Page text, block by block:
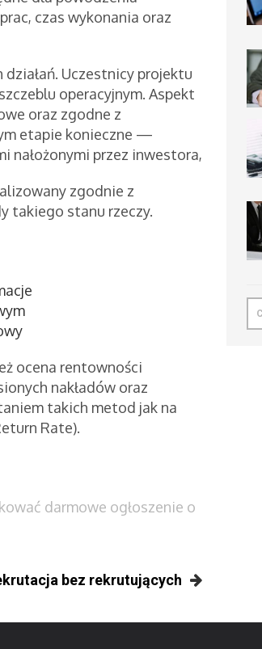
czas wykonania oraz
Uczestnicy projektu
operacyjnym. Aspekt
oraz zgodne z
etapie konieczne —
nałożonymi przez inwestora,
zgodnie z
takiego stanu rzeczy.
ocena rentowności
nakładów oraz
takich metod jak na
Rate).
darmowe ogłoszenie o
bez rekrutujących